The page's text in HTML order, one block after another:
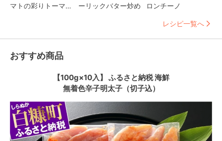
マトの彩りトーマ・
ーリックバター炒め
ロンチーノ
レシピ一覧へ
おすすめ商品
【100g×10入】 ふるさと納税 海鮮
無着色辛子明太子（切子込）